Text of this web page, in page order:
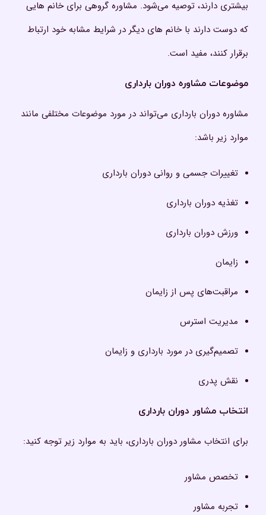
بیشتری دارند، توصیه می‌شود. مشاوره گروهی برای خانم هایی
که دوست دارند با خانم های دیگر در شرایط مشابه خود ارتباط
برقرار کنند، مفید است.
موضوعات مشاوره دوران بارداری
مشاوره دوران بارداری می‌تواند در مورد موضوعات مختلفی مانند
موارد زیر باشد:
تغییرات جسمی و روانی دوران بارداری
تغذیه دوران بارداری
ورزش دوران بارداری
زایمان
مراقبت‌های پس از زایمان
مدیریت استرس
تصمیم‌گیری در مورد بارداری و زایمان
نقش پدری
انتخاب مشاور دوران بارداری
برای انتخاب مشاور دوران بارداری، باید به موارد زیر توجه کنید:
تخصص مشاور
تجربه مشاور